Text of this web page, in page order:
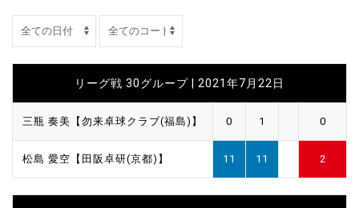
リーグ戦 30グループ | 2021年7月22日
三瓶 奏美【勿来卓球クラブ(福島)】 0 1 0
松島 愛空【田阪卓研(京都)】 11 11 2